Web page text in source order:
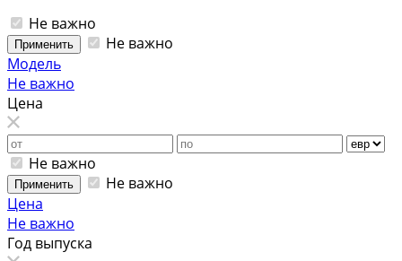
Не важно
Применить
Не важно
Модель
Не важно
Цена
Не важно
Применить
Не важно
Цена
Не важно
Год выпуска